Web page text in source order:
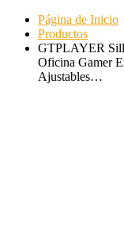
Página de Inicio
Productos
GTPLAYER
Oficina Gamer
Ajustables…